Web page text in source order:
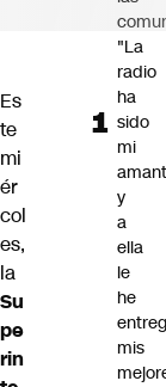
Es
te
mi
ér
col
es,
la
Su
pe
rin
"La
radio
ha
sido
mi
y
a
ella
le
he
mis